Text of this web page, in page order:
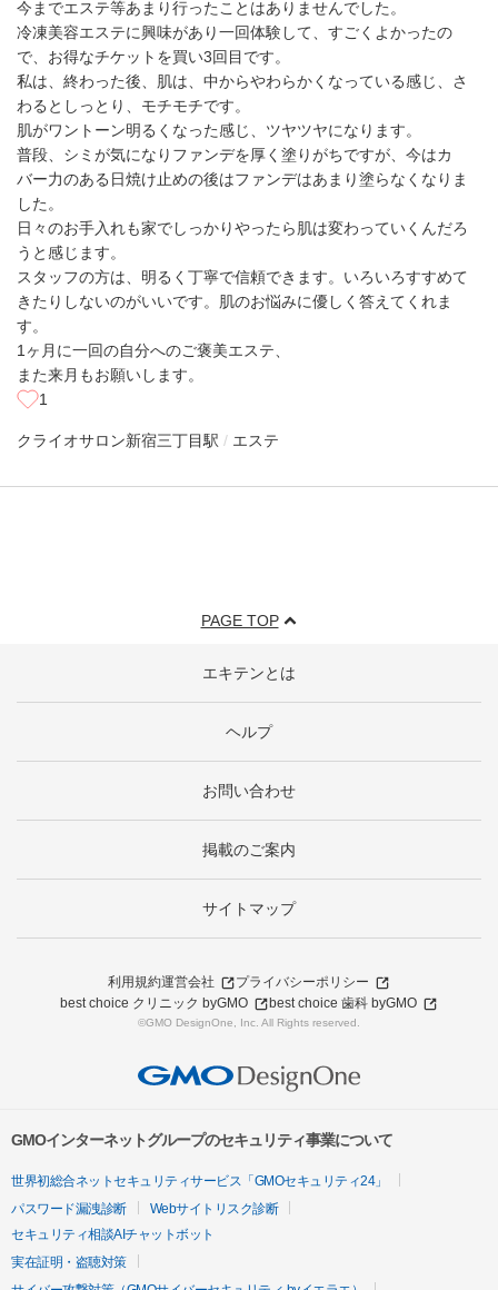
今までエステ等あまり行ったことはありませんでした。
冷凍美容エステに興味があり一回体験して、すごくよかったの
で、お得なチケットを買い3回目です。
私は、終わった後、肌は、中からやわらかくなっている感じ、さ
わるとしっとり、モチモチです。
肌がワントーン明るくなった感じ、ツヤツヤになります。
普段、シミが気になりファンデを厚く塗りがちですが、今はカ
バー力のある日焼け止めの後はファンデはあまり塗らなくなりま
した。
日々のお手入れも家でしっかりやったら肌は変わっていくんだろ
うと感じます。
スタッフの方は、明るく丁寧で信頼できます。いろいろすすめて
きたりしないのがいいです。肌のお悩みに優しく答えてくれま
す。
1ヶ月に一回の自分へのご褒美エステ、
また来月もお願いします。
1
クライオサロン新宿三丁目駅 エステ
PAGE TOP
エキテンとは
ヘルプ
お問い合わせ
掲載のご案内
サイトマップ
利用規約運営会社
プライバシーポリシー
best choice クリニック byGMO
best choice 歯科 byGMO
©GMO DesignOne, Inc. All Rights reserved.
GMOインターネットグループのセキュリティ事業について
世界初総合ネットセキュリティサービス「GMOセキュリティ24」
パスワード漏洩診断
Webサイトリスク診断
セキュリティ相談AIチャットボット
実在証明・盗聴対策